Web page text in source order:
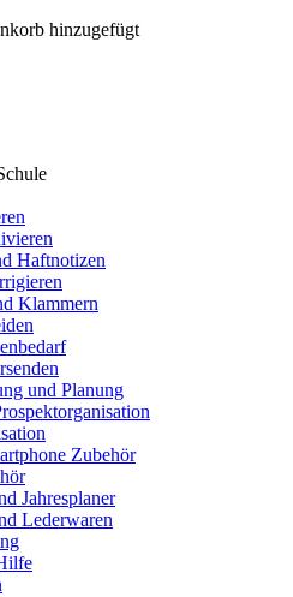
hinzugefügt
Haftnotizen
Klammern
und Planung
Zubehör
Jahresplaner
Lederwaren